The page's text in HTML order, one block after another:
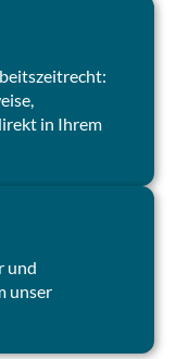
in Ihrem
und
unser